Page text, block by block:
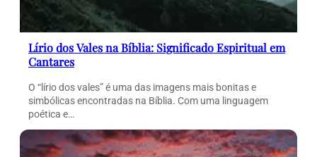
Lírio dos Vales na Bíblia: Significado Espiritual em
Cantares
O “lírio dos vales” é uma das imagens mais bonitas e
simbólicas encontradas na Bíblia. Com uma linguagem
poética e…